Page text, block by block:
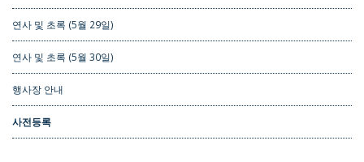
연사 및 초록 (5월 29일)
연사 및 초록 (5월 30일)
행사장 안내
사전등록